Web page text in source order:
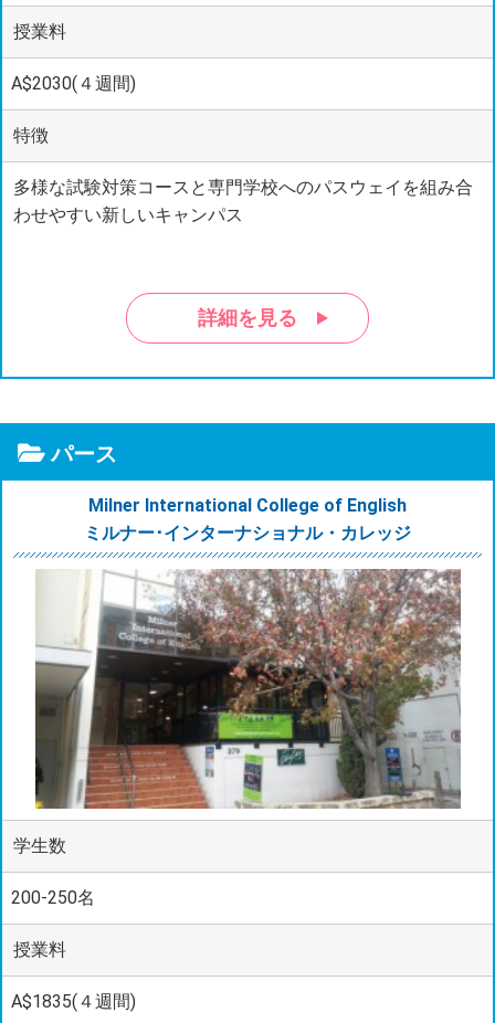
授業料
A$2030(４週間)
特徴
多様な試験対策コースと専門学校へのパスウェイを組み合
わせやすい新しいキャンパス
詳細を見る
パース
Milner International College of English
ミルナー･インターナショナル・カレッジ
学生数
200-250名
授業料
A$1835(４週間)